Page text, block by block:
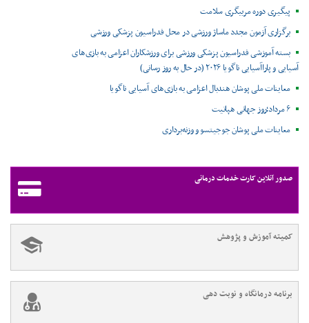
پیگیری دوره مربیگری سلامت
برگزاری آزمون مجدد ماساژ ورزشی در محل فدراسیون پزشکی ورزشی
بسته آموزشی فدراسیون پزشکی ورزشی برای ورزشکاران اعزامی به بازی‌های
آسیایی و پاراآسیایی ناگویا ۲۰۲۶ (در حال به روز رسانی)
معاینات ملی پوشان هندبال اعزامی به بازی‌های آسیایی ناگویا
۶ مرداد؛روز جهانی هپاتیت
معاینات ملی پوشان جوجیتسو و وزنه‌برداری
صدور آنلاین کارت خدمات درمانی
کمیته آموزش و پژوهش
برنامه درمانگاه و نوبت دهی